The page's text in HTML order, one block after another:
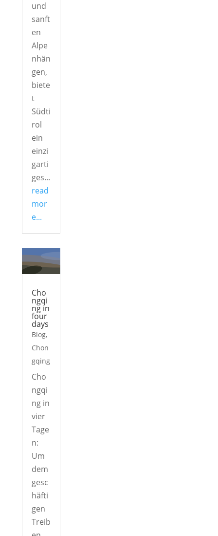
und
sanft
en
Alpe
nhän
gen,
biete
t
Südti
rol
ein
einzi
garti
ges...
read
mor
e...
Cho
ngqi
ng in
four
days
Blog,
Chon
gqing
Cho
ngqi
ng in
vier
Tage
n:
Um
dem
gesc
häfti
gen
Treib